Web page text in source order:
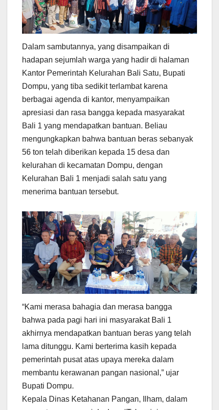
Dalam sambutannya, yang disampaikan di
hadapan sejumlah warga yang hadir di halaman
Kantor Pemerintah Kelurahan Bali Satu, Bupati
Dompu, yang tiba sedikit terlambat karena
berbagai agenda di kantor, menyampaikan
apresiasi dan rasa bangga kepada masyarakat
Bali 1 yang mendapatkan bantuan. Beliau
mengungkapkan bahwa bantuan beras sebanyak
56 ton telah diberikan kepada 15 desa dan
kelurahan di kecamatan Dompu, dengan
Kelurahan Bali 1 menjadi salah satu yang
menerima bantuan tersebut.
“Kami merasa bahagia dan merasa bangga
bahwa pada pagi hari ini masyarakat Bali 1
akhirnya mendapatkan bantuan beras yang telah
lama ditunggu. Kami berterima kasih kepada
pemerintah pusat atas upaya mereka dalam
membantu kerawanan pangan nasional,” ujar
Bupati Dompu.
Kepala Dinas Ketahanan Pangan, Ilham, dalam